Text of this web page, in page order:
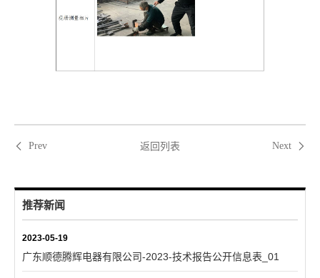
Prev 返回列表 Next
推荐新闻
2023-05-19
广东顺德腾辉电器有限公司-2023-技术报告公开信息表_01